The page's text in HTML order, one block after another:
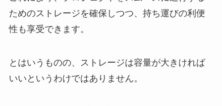
ためのストレージを確保しつつ、持ち運びの利便
性も享受できます。
とはいうものの、ストレージは容量が大きければ
いいというわけではありません。